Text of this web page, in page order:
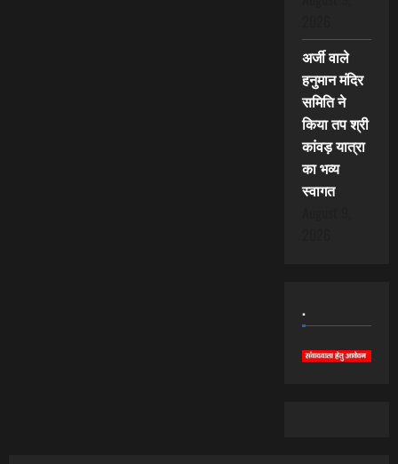
अर्जी वाले
हनुमान मंदिर
समिति ने
किया तप श्री
कांवड़ यात्रा
का भव्य
स्वागत
.